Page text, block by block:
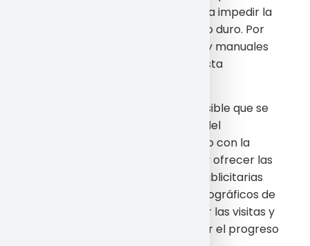
de la recepción de cookies y para impedir la
instalación de cookies en su disco duro. Por
favor consulte las instrucciones y manuales
de su navegador para ampliar esta
Gracias a las cookies, resulta posible que se
pueda reconocer el navegador del
ordenador utilizado por el Usuario con la
finalidad de facilitar contenidos y ofrecer las
preferencias de navegación u publicitarias
que el Usuario, a los perfiles demográficos de
los Usuarios así como para medir las visitas y
parámetros del tráfico, controlar el progreso